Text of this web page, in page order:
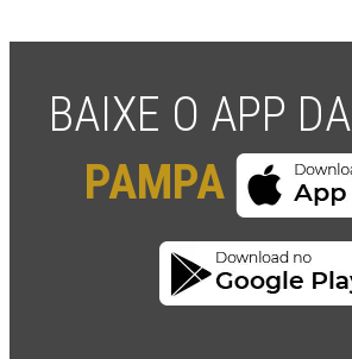
BAIXE O APP DA
PAMPA